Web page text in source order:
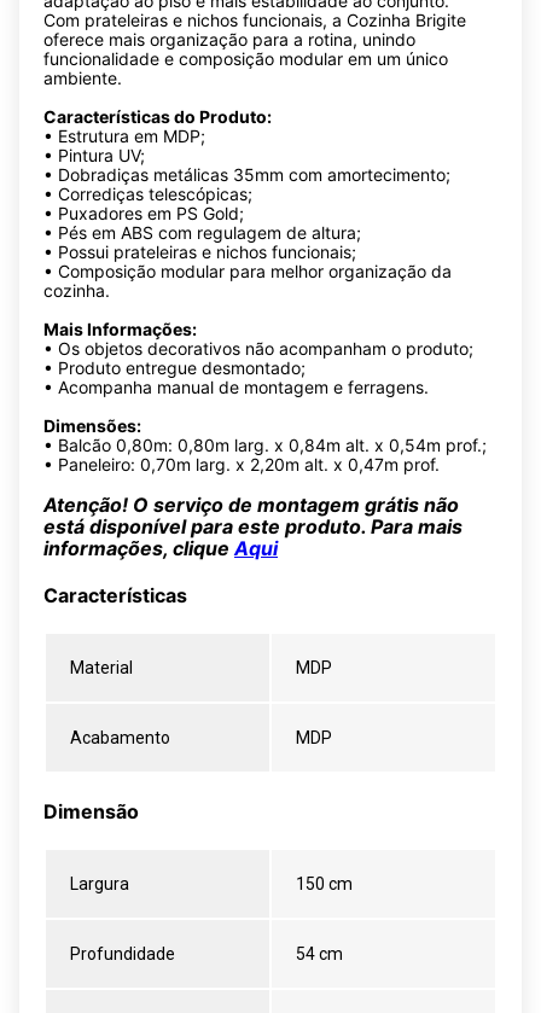
Com prateleiras e nichos funcionais, a Cozinha Brigite
oferece mais organização para a rotina, unindo
funcionalidade e composição modular em um único
ambiente.
Características do Produto:
• Estrutura em MDP;
• Pintura UV;
• Dobradiças metálicas 35mm com amortecimento;
• Corrediças telescópicas;
• Puxadores em PS Gold;
• Pés em ABS com regulagem de altura;
• Possui prateleiras e nichos funcionais;
• Composição modular para melhor organização da
cozinha.
Mais Informações:
• Os objetos decorativos não acompanham o produto;
• Produto entregue desmontado;
• Acompanha manual de montagem e ferragens.
Dimensões:
• Balcão 0,80m: 0,80m larg. x 0,84m alt. x 0,54m prof.;
• Paneleiro: 0,70m larg. x 2,20m alt. x 0,47m prof.
Atenção! O serviço de montagem grátis não
está disponível para este produto. Para mais
informações, clique Aqui
Características
Material MDP
Acabamento MDP
Dimensão
Largura 150 cm
Profundidade 54 cm